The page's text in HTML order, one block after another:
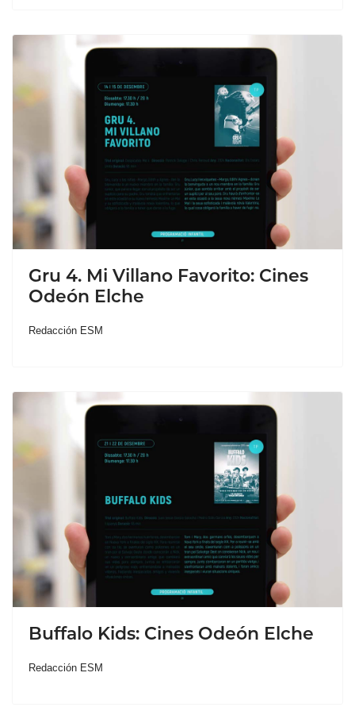
Gru 4. Mi Villano Favorito: Cines
Odeón Elche
Redacción ESM
Buffalo Kids: Cines Odeón Elche
Redacción ESM